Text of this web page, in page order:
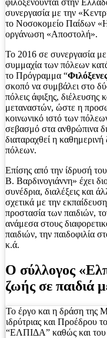
φιλοξενούνται στην
συνεργασία με την
το Νοσοκομείο Παίδων
οργάνωση «Αποστολή».
Το 2016 σε συνεργασία
συμμαχία των πόλεων
το Πρόγραμμα “
σκοπό να συμβάλει στο
πόλεις άφιξης, διέλευσης
μεταναστών, ώστε η
κοινωνικό ιστό των
σεβασμό στα ανθρώπινα
διαταραχθεί η
πόλεων.
Επίσης από την ίδρυσή
Β. Βαρδινογιάννη» έχει
συνέδρια, διαλέξεις και
σχετικά με την
προστασία των παιδιών,
ανάμεσα στους
παιδιών, την παιδοφιλία
κ.ά.
Ο σύλλογος
ζωής σε παιδιά
Το έργο και η δράση της
ιδρύτριας και Προέδρου
“ΕΛΠΙΔΑ” καθώς και